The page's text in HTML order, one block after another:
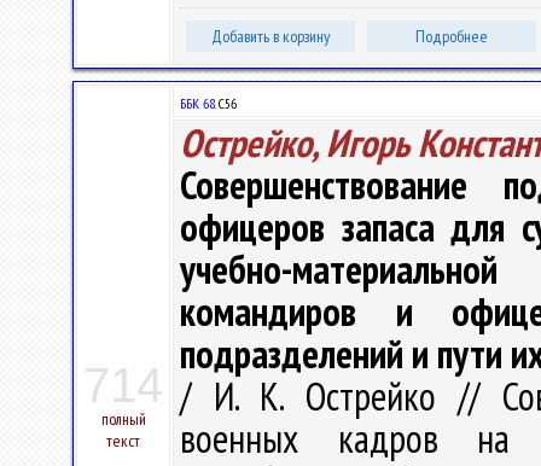
Добавить в корзину Подробнее
714
полный
текст
ББК 68.С56
Острейко, Игорь
Совершенствование
офицеров запаса для
учебно-
командиров и
подразделений и пути
/ И. К. Острейко //
военных кадров на